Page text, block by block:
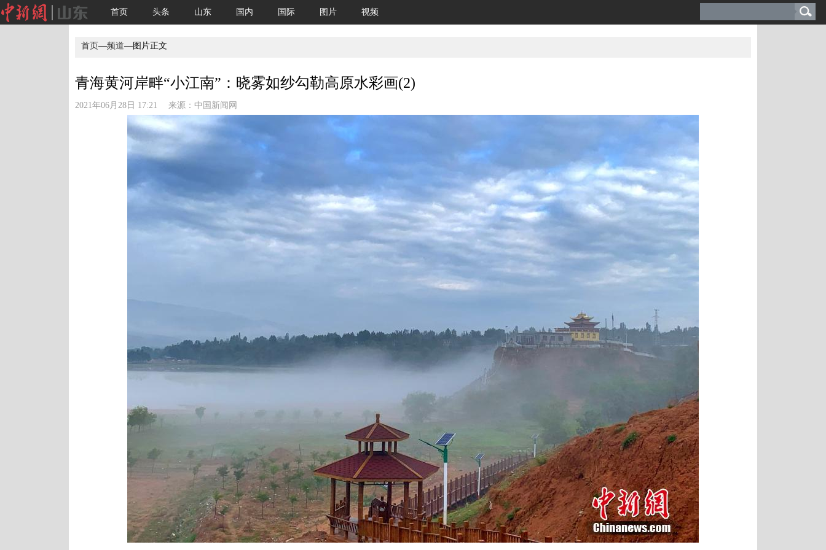
首页 头条 山东 国内 国际 图片 视频
首页—频道—图片正文
青海黄河岸畔“小江南”：晓雾如纱勾勒高原水彩画(2)
2021年06月28日 17:21 来源： 中国新闻网